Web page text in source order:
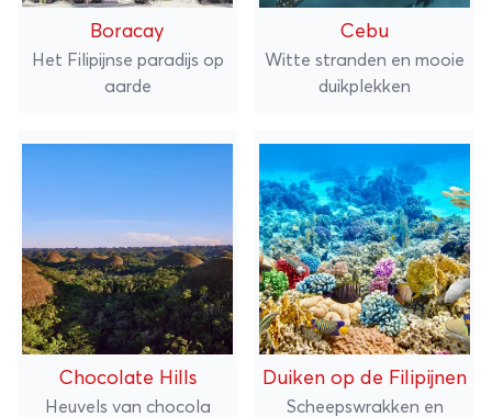
Boracay
Het Filipijnse paradijs op
aarde
Cebu
Witte stranden en mooie
duikplekken
Chocolate Hills
Heuvels van chocola
Duiken op de Filipijnen
Scheepswrakken en